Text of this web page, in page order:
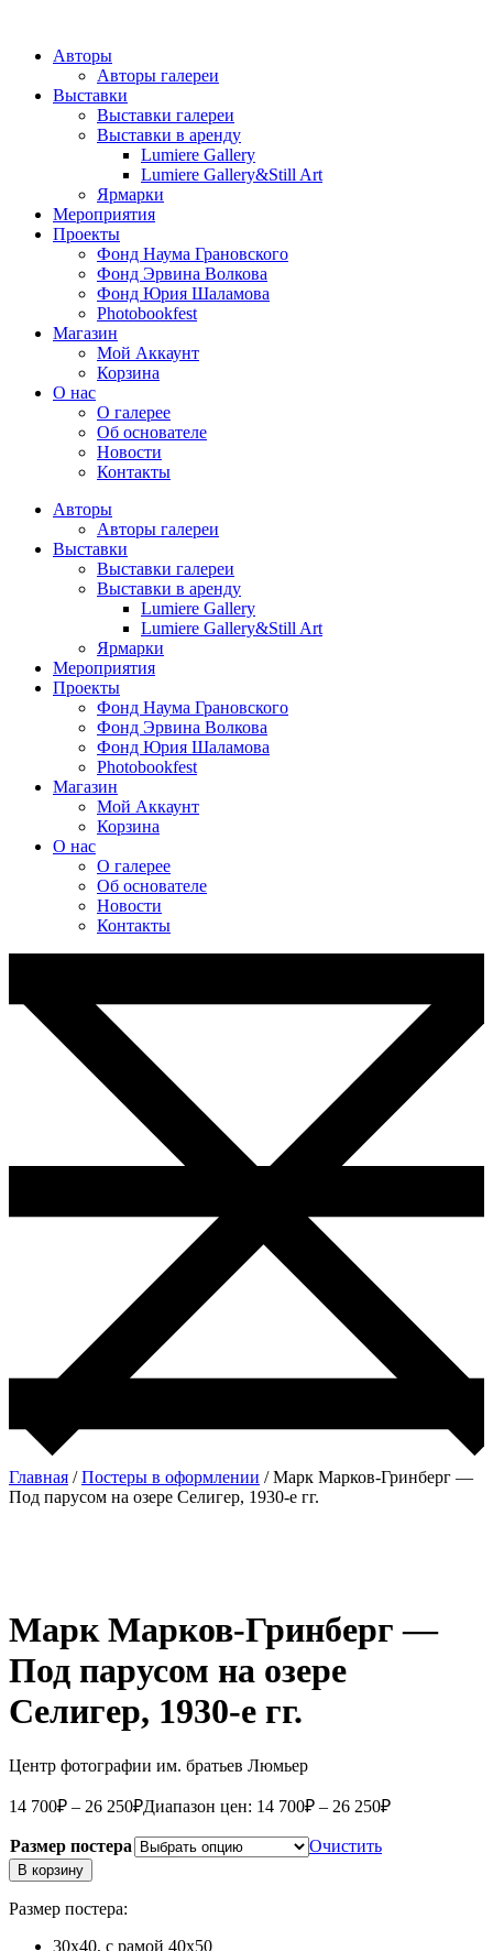
Авторы
Авторы галереи
Выставки
Выставки галереи
Выставки в аренду
Lumiere Gallery
Lumiere Gallery&Still Art
Ярмарки
Мероприятия
Проекты
Фонд Наума Грановского
Фонд Эрвина Волкова
Фонд Юрия Шаламова
Photobookfest
Магазин
Мой Аккаунт
Корзина
О нас
О галерее
Об основателе
Новости
Контакты
Авторы
Авторы галереи
Выставки
Выставки галереи
Выставки в аренду
Lumiere Gallery
Lumiere Gallery&Still Art
Ярмарки
Мероприятия
Проекты
Фонд Наума Грановского
Фонд Эрвина Волкова
Фонд Юрия Шаламова
Photobookfest
Магазин
Мой Аккаунт
Корзина
О нас
О галерее
Об основателе
Новости
Контакты
Главная /Постеры в оформлении / Марк Марков-Гринберг —
Под парусом на озере Селигер, 1930-е гг.
Марк Марков-Гринберг —
Под парусом на озере
Селигер, 1930-е гг.
Центр фотографии им. братьев Люмьер
14 700₽ – 26 250₽Диапазон цен: 14 700₽ – 26 250₽
Размер постера Очистить
В корзину
Размер постера:
30х40, с рамой 40х50